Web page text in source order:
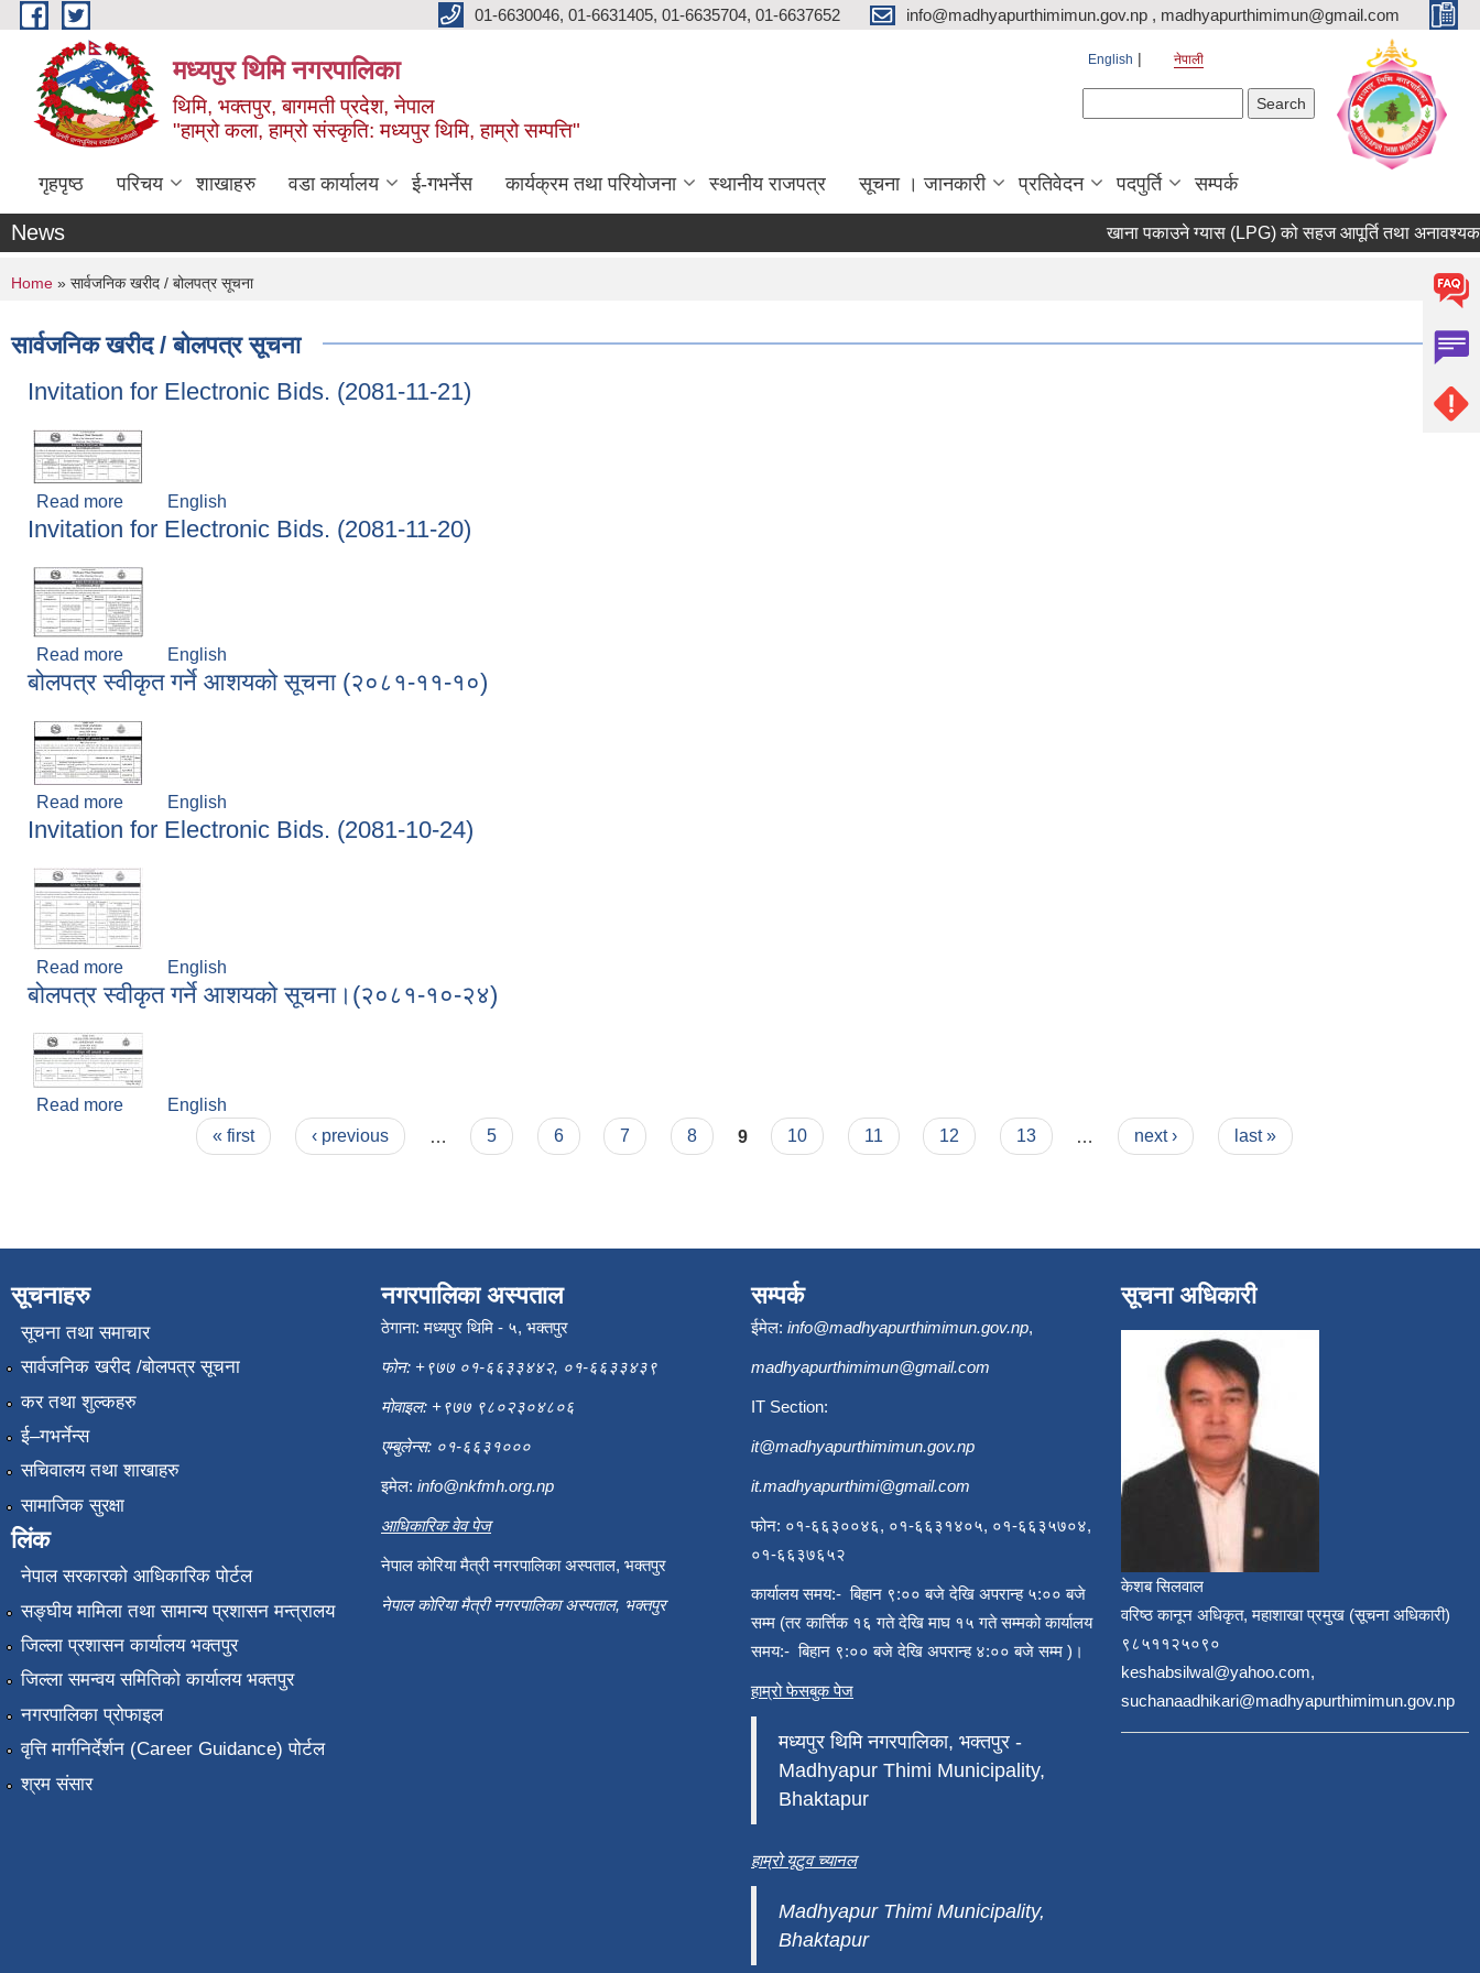
Skip to main content 01-6630046, 01-6631405, 01-6635704, 01-6637652 info@madhyapurthimimun.gov.np , madhyapurthimimun@gmail.com
मध्यपुर थिमि नगरपालिका
थिमि, भक्तपुर, बागमती प्रदेश, नेपाल
"हाम्रो कला, हाम्रो संस्कृति: मध्यपुर थिमि, हाम्रो सम्पत्ति"
English नेपाली
गृहपृष्ठ परिचय शाखाहरु वडा कार्यालय ई-गभर्नेस कार्यक्रम तथा परियोजना स्थानीय राजपत्र सूचना । जानकारी प्रतिवेदन पदपुर्ति सम्पर्क
News खाना पकाउने ग्यास (LPG) को सहज आपूर्ति तथा अनावश्यक
You are here
Home » सार्वजनिक खरीद / बोलपत्र सूचना
सार्वजनिक खरीद / बोलपत्र सूचना
Invitation for Electronic Bids. (2081-11-21)
Read more about Invitation for Electronic Bids. (2081-11-21)
English
Invitation for Electronic Bids. (2081-11-20)
Read more about Invitation for Electronic Bids. (2081-11-20)
English
बोलपत्र स्वीकृत गर्ने आशयको सूचना (२०८१-११-१०)
Read more about बोलपत्र स्वीकृत गर्ने आशयको सूचना (२०८१-११-१०)
English
Invitation for Electronic Bids. (2081-10-24)
Read more about Invitation for Electronic Bids. (2081-10-24)
English
बोलपत्र स्वीकृत गर्ने आशयको सूचना।(२०८१-१०-२४)
Read more about बोलपत्र स्वीकृत गर्ने आशयको सूचना।(२०८१-१०-२४)
English
« first ‹ previous … 5 6 7 8 9 10 11 12 13 … next › last »
सूचनाहरु
सूचना तथा समाचार
सार्वजनिक खरीद /बोलपत्र सूचना
कर तथा शुल्कहरु
ई–गभर्नेन्स
सचिवालय तथा शाखाहरु
सामाजिक सुरक्षा
लिंक
नेपाल सरकारको आधिकारिक पोर्टल
सङ्‍घीय मामिला तथा सामान्य प्रशासन मन्त्रालय
जिल्ला प्रशासन कार्यालय भक्तपुर
जिल्ला समन्वय समितिको कार्यालय भक्तपुर
नगरपालिका प्रोफाइल
वृत्ति मार्गनिर्देर्शन (Career Guidance) पोर्टल
श्रम संसार
नगरपालिका अस्पताल
ठेगाना: मध्यपुर थिमि - ५, भक्तपुर
फोन: +९७७ ०१-६६३३४४२, ०१-६६३३४३९
मोवाइल: +९७७ ९८०२३०४८०६
एम्बुलेन्स: ०१-६६३१०००
इमेल: info@nkfmh.org.np
आधिकारिक वेव पेज
नेपाल कोरिया मैत्री नगरपालिका अस्पताल, भक्तपुर
नेपाल कोरिया मैत्री नगरपालिका अस्पताल, भक्तपुर
सम्पर्क
ईमेल: info@madhyapurthimimun.gov.np,
madhyapurthimimun@gmail.com
IT Section:
it@madhyapurthimimun.gov.np
it.madhyapurthimi@gmail.com
फोन: ०१-६६३००४६, ०१-६६३१४०५, ०१-६६३५७०४,
०१-६६३७६५२
कार्यालय समय:- बिहान ९:०० बजे देखि अपरान्ह ५:०० बजे
सम्म (तर कार्त्तिक १६ गते देखि माघ १५ गते सम्मको कार्यालय
समय:- बिहान ९:०० बजे देखि अपरान्ह ४:०० बजे सम्म )।
हाम्रो फेसबुक पेज
मध्यपुर थिमि नगरपालिका, भक्तपुर -
Madhyapur Thimi Municipality,
Bhaktapur
हाम्रो यूटुव च्यानल
Madhyapur Thimi Municipality,
Bhaktapur
सूचना अधिकारी
केशब सिलवाल
वरिष्ठ कानून अधिकृत, महाशाखा प्रमुख (सूचना अधिकारी)
९८५११२५०९०
keshabsilwal@yahoo.com,
suchanaadhikari@madhyapurthimimun.gov.np